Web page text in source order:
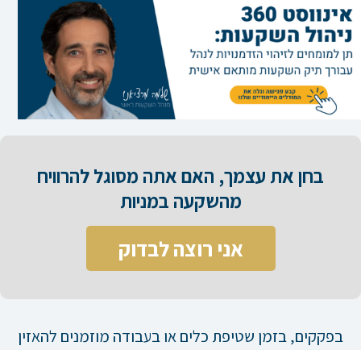
בחן את עצמך, האם אתה מסוגל להרוויח
מהשקעה במניות​
אני רוצה לבדוק
בפקקים, בזמן שטיפת כלים או בעבודה מוזמנים להאזין